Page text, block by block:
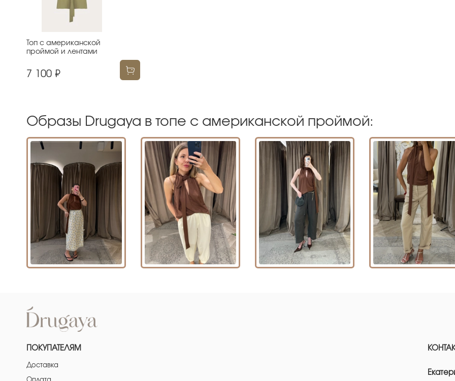
Топ с американской
проймой и лентами
7 100 ₽
Образы Drugaya в топе с американской проймой:
ПОКУПАТЕЛЯМ
Доставка